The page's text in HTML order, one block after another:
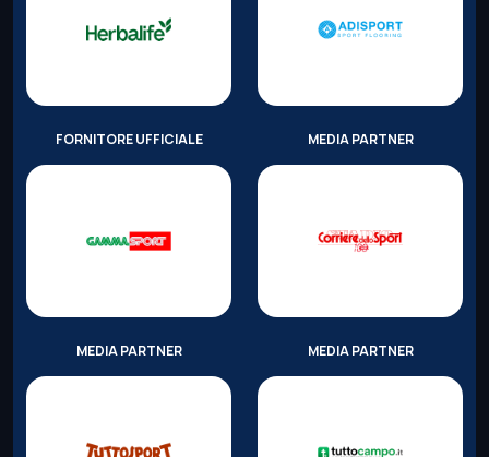
FORNITORE UFFICIALE MEDIA PARTNER
MEDIA PARTNER MEDIA PARTNER